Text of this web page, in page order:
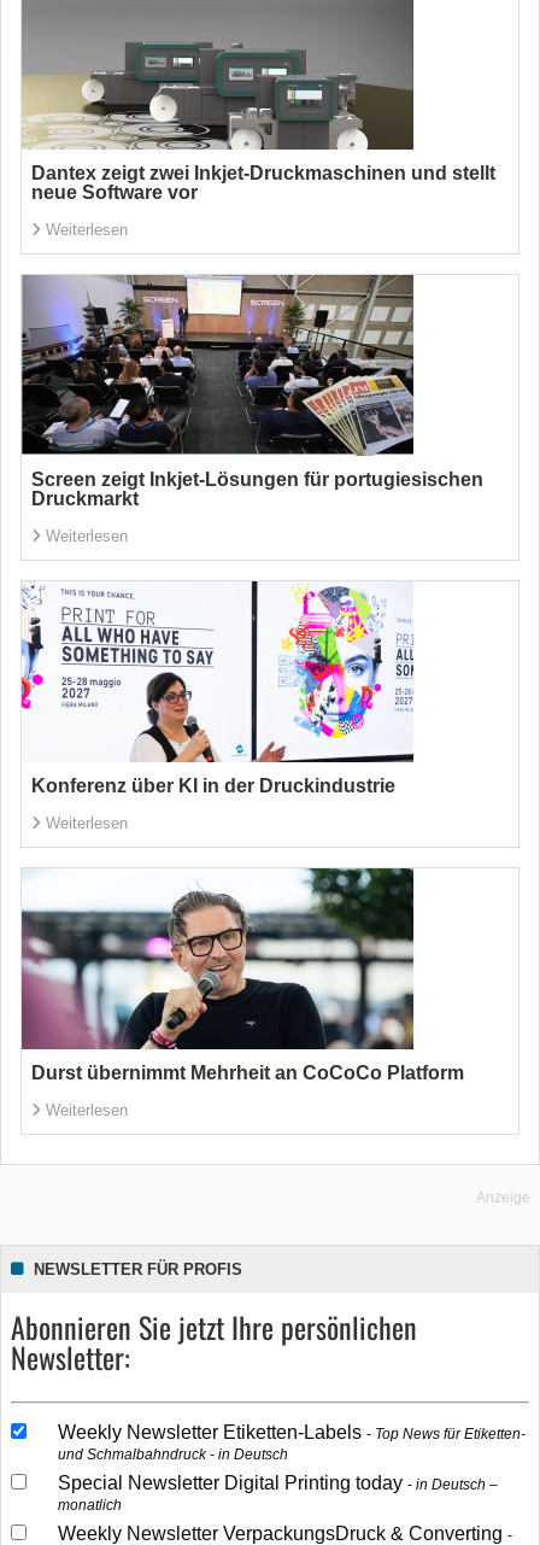
Dantex zeigt zwei Inkjet-Druckmaschinen und stellt
neue Software vor
Weiterlesen
Screen zeigt Inkjet-Lösungen für portugiesischen
Druckmarkt
Weiterlesen
Konferenz über KI in der Druckindustrie
Weiterlesen
Durst übernimmt Mehrheit an CoCoCo Platform
Weiterlesen
Anzeige
NEWSLETTER FÜR PROFIS
Abonnieren Sie jetzt Ihre persönlichen
Newsletter:
Weekly Newsletter Etiketten-Labels
Top News für Etiketten-
und Schmalbahndruck - in Deutsch
Special Newsletter Digital Printing today
in Deutsch –
monatlich
Weekly Newsletter VerpackungsDruck & Converting